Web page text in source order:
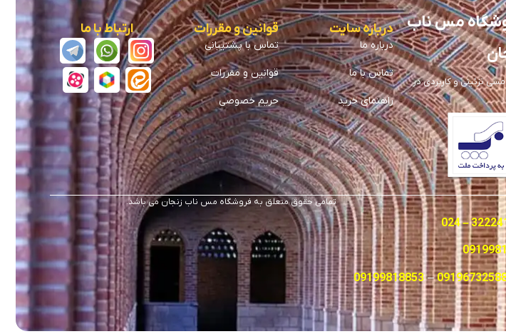
مس ناب
تزئینی و کاربردی در
درباره سایت
درباره ما
تماس با ما
راهنمای خرید
قوانین و مقررات
تماس با پشتیبانی
قوانین و مقررات
حریم خصوصی
ارتباط با ما
32224154
–
09199818853
تمامی حقوق متعلق به فروشگاه مس ناب زنجان می باشد.